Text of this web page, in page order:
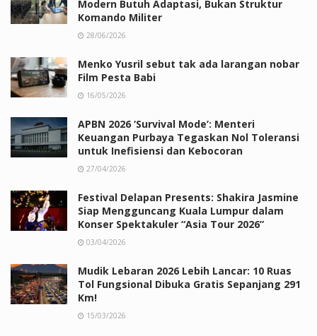
Modern Butuh Adaptasi, Bukan Struktur
Komando Militer
28/06/2026
Menko Yusril sebut tak ada larangan nobar
Film Pesta Babi
16/05/2026
APBN 2026 ‘Survival Mode’: Menteri
Keuangan Purbaya Tegaskan Nol Toleransi
untuk Inefisiensi dan Kebocoran
27/04/2026
Festival Delapan Presents: Shakira Jasmine
Siap Mengguncang Kuala Lumpur dalam
Konser Spektakuler “Asia Tour 2026”
03/04/2026
Mudik Lebaran 2026 Lebih Lancar: 10 Ruas
Tol Fungsional Dibuka Gratis Sepanjang 291
Km!
15/03/2026